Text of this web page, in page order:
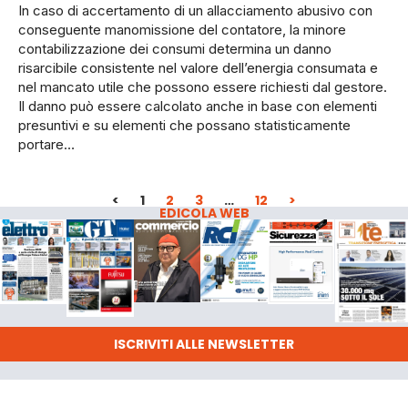
In caso di accertamento di un allacciamento abusivo con
conseguente manomissione del contatore, la minore
contabilizzazione dei consumi determina un danno
risarcibile consistente nel valore dell’energia consumata e
nel mancato utile che possono essere richiesti dal gestore.
Il danno può essere calcolato anche in base con elementi
presuntivi e su elementi che possano statisticamente
portare…
< 1 2 3 … 12 >
EDICOLA WEB
ISCRIVITI ALLE NEWSLETTER